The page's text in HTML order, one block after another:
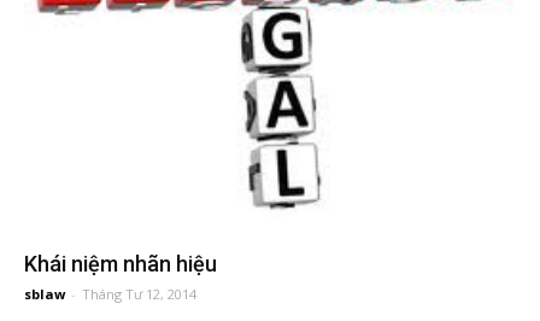
Khái niệm nhãn hiệu
sblaw - Tháng Tư 12, 2014